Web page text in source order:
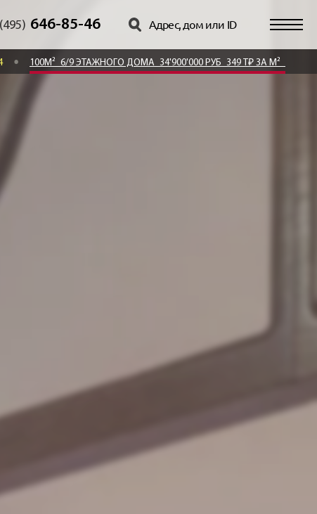
646-85-46
100М² 6/9 ЭТАЖНОГО ДОМА 34'900'000 РУБ 349 Т₽ ЗА М²